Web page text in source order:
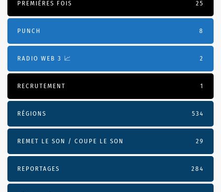
PREMIÈRES FOIS 25
PUNCH 8
RADIO WEB 3 📈 2
RECRUTEMENT 1
RÉGIONS 534
REMET LE SON / COUPE LE SON 29
REPORTAGES 284